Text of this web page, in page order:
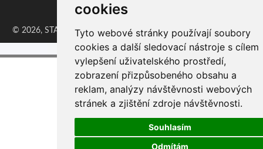
cookies
Tyto webové stránky používají soubory
cookies a další sledovací nástroje s cílem
vylepšení uživatelského prostředí,
zobrazení přizpůsobeného obsahu a
reklam, analýzy návštěvnosti webových
stránek a zjištění zdroje návštěvnosti.
Souhlasím
Odmítám
Zaječice 351, 538 35 Zaječice
© 2026, STAVO-SHOP, ProfiBAU Chrudim, s.r.o. | VytvorilErzasoft